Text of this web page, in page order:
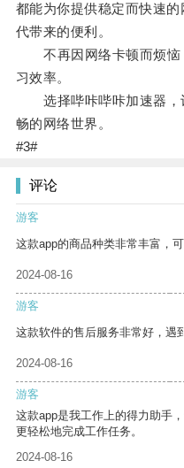
都能为你提供稳定而快速
代带来的便利。
不再因网络卡顿而烦恼
习效率。
选择哔咔哔咔加速器，
畅的网络世界。
#3#
评论
游客
这款app的商品种类非常丰富，
2024-08-16
游客
这款软件的售后服务非常好，遇
2024-08-16
游客
这款app是我工作上的得力助手
更轻松地完成工作任务。
2024-08-16